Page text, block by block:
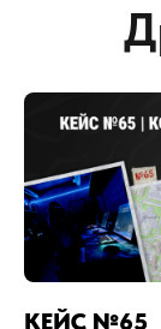
​КЕЙС №65